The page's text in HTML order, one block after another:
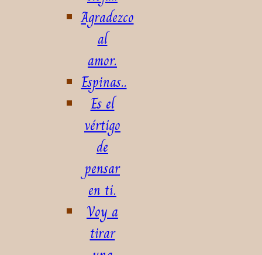
Agradezco
al
amor.
Espinas..
Es el
vértigo
de
pensar
en ti.
Voy a
tirar